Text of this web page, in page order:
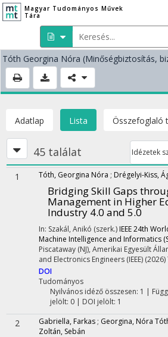
Magyar Tudományos Művek
Tára
Tóth Georgina Nóra (Minőségbiztosítás,
Adatlap Lista Összefoglaló
45 találat Idézetek
1 Tóth, Georgina Nóra ; Drégelyi-Kiss,
Bridging Skill Gaps
Management in Higher
Industry 4.0 and 5.0
In: Szakál, Anikó (szerk.) IEEE 24th
Machine Intelligence and Informatics
Piscataway (NJ), Amerikai Egyesült
and Electronics Engineers (IEEE) (2026)
DOI
Tudományos
Nyilvános idéző összesen: 1 |
jelölt: 0 | DOI jelölt: 1
2 Gabriella, Farkas ; Georgina, Nóra
Zoltán, Sebán